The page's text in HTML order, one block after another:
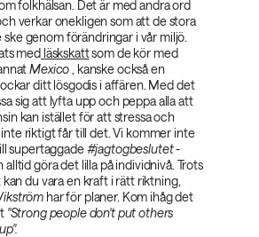
folkhälsan. Det är med andra ord
verkar onekligen som att de stora
genom förändringar i vår miljö.
medläskskattsom de kör med
Mexico‌ , kanske också en
ditt lösgodis i affären. Med det
sig att lyfta upp och peppa alla att
kan istället för att stressa och
riktigt får till det. Vi kommer inte
supertaggade#jagtogbeslutet‌-
alltid göra det lilla på individnivå. Trots
du vara en kraft i rätt riktning,
har för planer. Kom ihåg det
"Strong people don't put others